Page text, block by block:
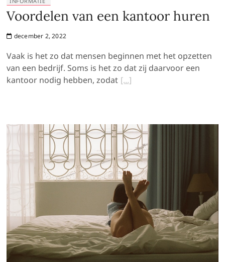
Voordelen van een kantoor huren
december 2, 2022
Vaak is het zo dat mensen beginnen met het opzetten
van een bedrijf. Soms is het zo dat zij daarvoor een
kantoor nodig hebben, zodat